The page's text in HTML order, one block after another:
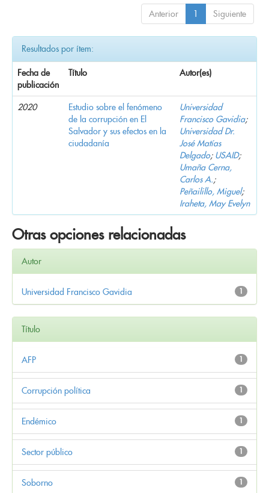
Anterior 1 Siguiente
Resultados por ítem:
Fecha de
publicación
Título Autor(es)
2020
Estudio sobre el fenómeno
de la corrupción en El
Salvador y sus efectos en la
ciudadanía
Universidad
Francisco Gavidia;
Universidad Dr.
José Matías
Delgado; USAID;
Umaña Cerna,
Carlos A.;
Peñailillo, Miguel;
Iraheta, May Evelyn
Otras opciones relacionadas
Autor
1
Universidad Francisco Gavidia
Título
1
AFP
1
Corrupción política
1
Endémico
1
Sector público
1
Soborno